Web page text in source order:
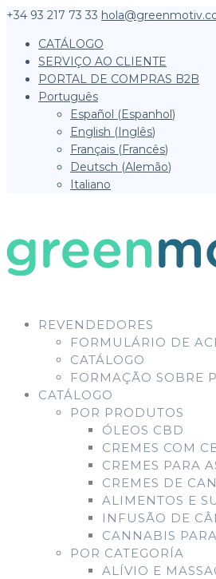
+34 93 217 73 33
CATÁLOGO
SERVIÇO AO CLIENTE
PORTAL DE COMPRAS B2B
Português
Español (Espanhol)
English (Inglês)
Français (Francês)
Deutsch (Alemão)
Italiano
REVENDEDORES
FORMULÁRIO DE
CATÁLOGO
FORMAÇÃO SOBRE
CATÁLOGO
POR PRODUTOS
ÓLEOS CBD
CREMES COM
CREMES PARA
CREMES DE
ALIMENTOS E
INFUSÃO DE
CANNABIS
POR CATEGORÍA
ALÍVIO E